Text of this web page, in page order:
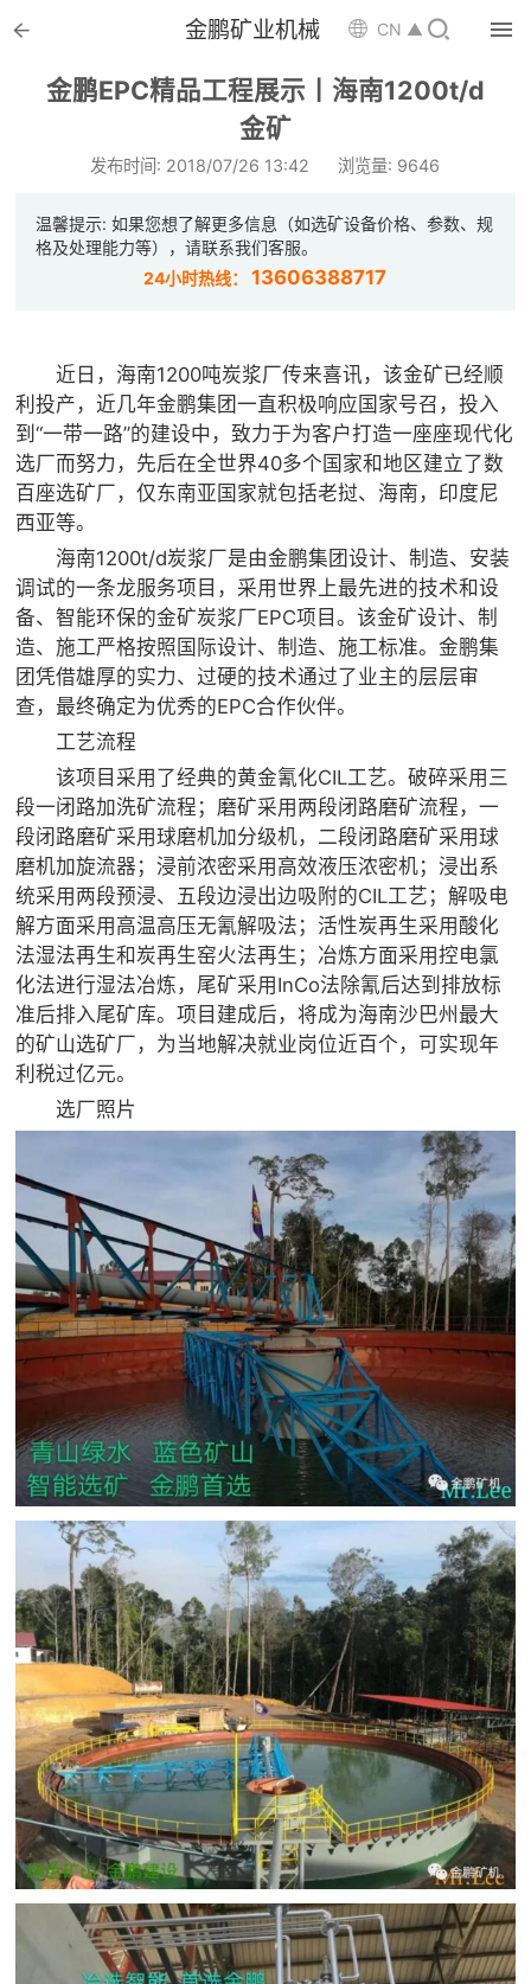
 金鹏矿业机械 CN ▲ 
金鹏EPC精品工程展示丨海南1200t/d
金矿
发布时间: 2018/07/26 13:42 浏览量: 9646
温馨提示: 如果您想了解更多信息（如选矿设备价格、参数、规
格及处理能力等），请联系我们客服。
24小时热线：13606388717
近日，海南1200吨炭浆厂传来喜讯，该金矿已经顺
利投产，近几年金鹏集团一直积极响应国家号召，投入
到“一带一路”的建设中，致力于为客户打造一座座现代化
选厂而努力，先后在全世界40多个国家和地区建立了数
百座选矿厂，仅东南亚国家就包括老挝、海南，印度尼
西亚等。
海南1200t/d炭浆厂是由金鹏集团设计、制造、安装
调试的一条龙服务项目，采用世界上最先进的技术和设
备、智能环保的金矿炭浆厂EPC项目。该金矿设计、制
造、施工严格按照国际设计、制造、施工标准。金鹏集
团凭借雄厚的实力、过硬的技术通过了业主的层层审
查，最终确定为优秀的EPC合作伙伴。
工艺流程
该项目采用了经典的黄金氰化CIL工艺。破碎采用三
段一闭路加洗矿流程；磨矿采用两段闭路磨矿流程，一
段闭路磨矿采用球磨机加分级机，二段闭路磨矿采用球
磨机加旋流器；浸前浓密采用高效液压浓密机；浸出系
统采用两段预浸、五段边浸出边吸附的CIL工艺；解吸电
解方面采用高温高压无氰解吸法；活性炭再生采用酸化
法湿法再生和炭再生窑火法再生；冶炼方面采用控电氯
化法进行湿法冶炼，尾矿采用InCo法除氰后达到排放标
准后排入尾矿库。项目建成后，将成为海南沙巴州最大
的矿山选矿厂，为当地解决就业岗位近百个，可实现年
利税过亿元。
选厂照片


 解决方案
 服务体系
 新闻中心
 矿山设计院
 选矿实验室
 关于金鹏
专家团队
 联系我们